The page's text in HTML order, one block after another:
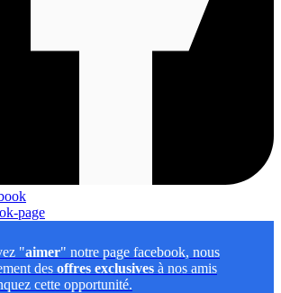
"aimer" notre page facebook, nous
des offres exclusives à nos amis
cette opportunité.